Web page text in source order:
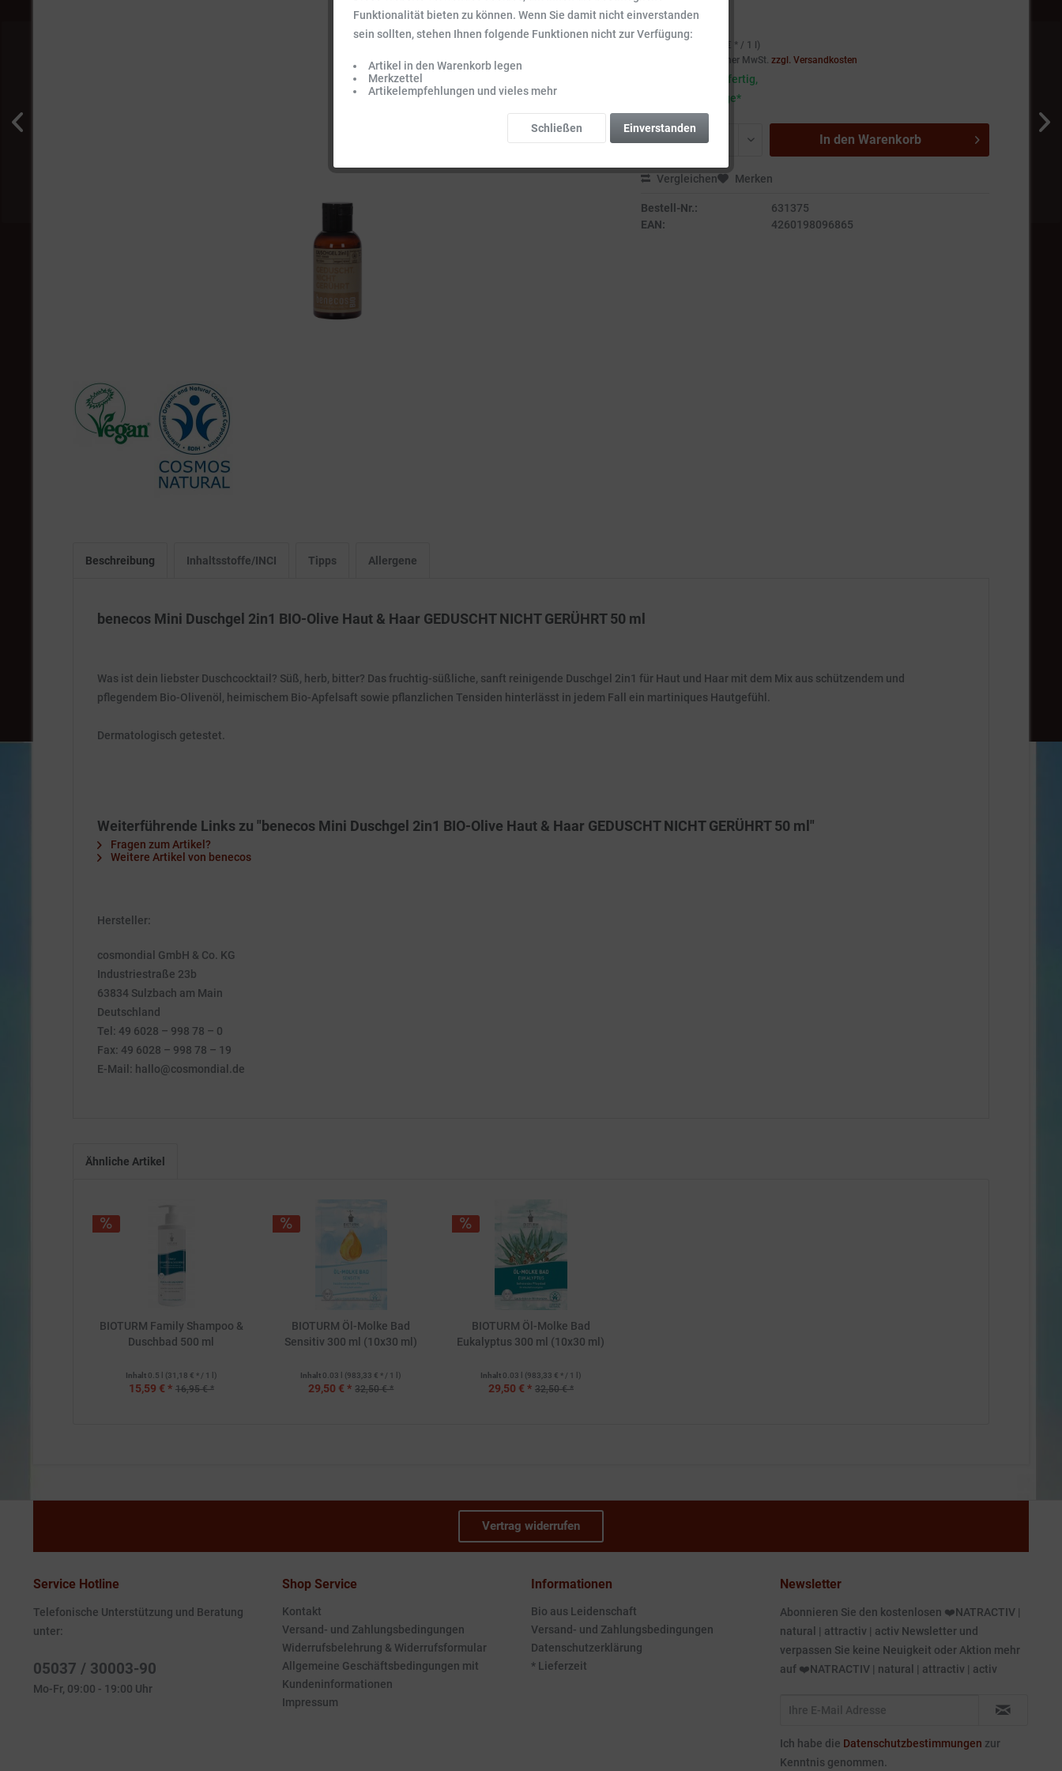
1,49 € *
0.05 l (29,80 € * / 1 l)
Preise inkl. gesetzlicher MwSt.zzgl. Versandkosten
Sofort versandfertig,
Lieferzeit 3-5 Tage*
In den Warenkorb
Vergleichen Merken
Bestell-Nr.:
631375
EAN:
4260198096865
Beschreibung Inhaltsstoffe/INCI Tipps Allergene
benecos Mini Duschgel 2in1 BIO-Olive Haut & Haar GEDUSCHT NICHT GERÜHRT 50 ml
Was ist dein liebster Duschcocktail? Süß, herb, bitter? Das fruchtig-süßliche, sanft reinigende Duschgel 2in1 für Haut und Haar mit dem Mix aus schützendem und
pflegendem Bio-Olivenöl, heimischem Bio-Apfelsaft sowie pflanzlichen Tensiden hinterlässt in jedem Fall ein martiniques Hautgefühl.
Dermatologisch getestet.
Weiterführende Links zu "benecos Mini Duschgel 2in1 BIO-Olive Haut & Haar GEDUSCHT NICHT GERÜHRT 50 ml"
Fragen zum Artikel?
Weitere Artikel von benecos
Hersteller:
cosmondial GmbH & Co. KG
Industriestraße 23b
63834 Sulzbach am Main
Deutschland
Tel: 49 6028 – 998 78 – 0
Fax: 49 6028 – 998 78 – 19
E-Mail: hallo@cosmondial.de
Ähnliche Artikel
BIOTURM Family Shampoo &
Duschbad 500 ml
Inhalt 0.5 l (31,18 € * / 1 l)
15,59 € * 16,95 € *
BIOTURM Öl-Molke Bad
Sensitiv 300 ml (10x30 ml)
Inhalt 0.03 l (983,33 € * / 1 l)
29,50 € * 32,50 € *
BIOTURM Öl-Molke Bad
Eukalyptus 300 ml (10x30 ml)
Inhalt 0.03 l (983,33 € * / 1 l)
29,50 € * 32,50 € *
Vertrag widerrufen
Service Hotline
Telefonische Unterstützung und Beratung
unter:
05037 / 30003-90
Mo-Fr, 09:00 - 19:00 Uhr
Shop Service
Kontakt
Versand- und Zahlungsbedingungen
Widerrufsbelehrung & Widerrufsformular
Allgemeine Geschäftsbedingungen mit
Kundeninformationen
Impressum
Informationen
Bio aus Leidenschaft
Versand- und Zahlungsbedingungen
Datenschutzerklärung
* Lieferzeit
Newsletter
Abonnieren Sie den kostenlosen ❤️NATRACTIV |
natural | attractiv | activ Newsletter und
verpassen Sie keine Neuigkeit oder Aktion mehr
auf ❤️NATRACTIV | natural | attractiv | activ
Ich habe die Datenschutzbestimmungen zur
Kenntnis genommen.
Funktionalität bieten zu können. Wenn Sie damit nicht einverstanden
sein sollten, stehen Ihnen folgende Funktionen nicht zur Verfügung:
Artikel in den Warenkorb legen
Merkzettel
Artikelempfehlungen und vieles mehr
Einverstanden
Schließen